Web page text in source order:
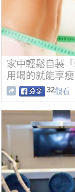
家中輕鬆自製
用喝的就能享瘦
32觀看